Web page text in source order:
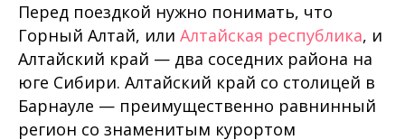
Перед поездкой нужно понимать, что
Горный Алтай, или Алтайская республика, и
Алтайский край — два соседних района на
юге Сибири. Алтайский край со столицей в
Барнауле — преимущественно равнинный
регион со знаменитым курортом